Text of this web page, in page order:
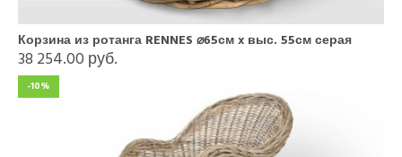
Корзина из ротанга RENNES ⌀65см x выс. 55см серая
38 254.00 руб.
-10%